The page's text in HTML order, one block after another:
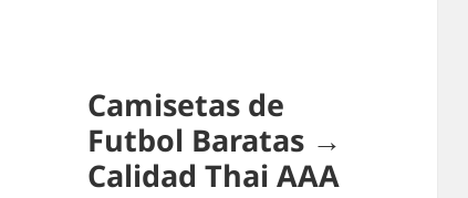
Camisetas de
Futbol Baratas →
Calidad Thai AAA